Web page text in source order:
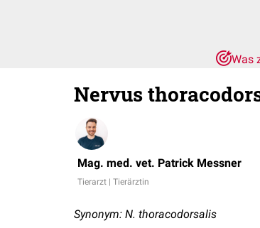
Was
Nervus
Mag. med. vet. Patrick Messner
Tierarzt | Tierärztin
Synonym: N. thoracodorsalis